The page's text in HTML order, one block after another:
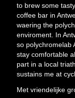
to brew some
coffee bar in
waering the
enviroment. In
so polychromelab
stay comfortable
part in a local
sustains me at
Met vriendelijke